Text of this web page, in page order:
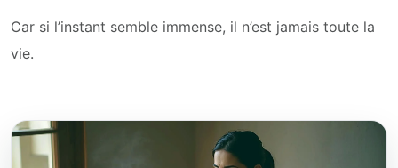
Car si l’instant semble immense, il n’est jamais toute la
vie.